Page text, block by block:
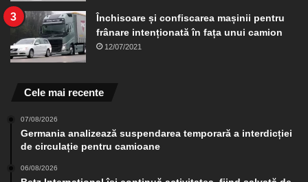
Închisoare și confiscarea mașinii pentru
frânare intenționată în fața unui camion
12/07/2021
Cele mai recente
07/08/2026
Germania analizează suspendarea temporară a interdicției
de circulație pentru camioane
06/08/2026